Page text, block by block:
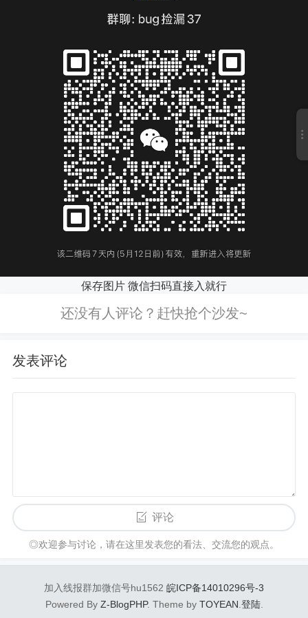
保存图片 微信扫码直接入就行
发表评论
评论
◎欢迎参与讨论，请在这里发表您的看法、交流您的观点。
加入线报群加微信号hu1562 皖ICP备14010296号-3
Powered By Z-BlogPHP. Theme by TOYEAN 登陆.